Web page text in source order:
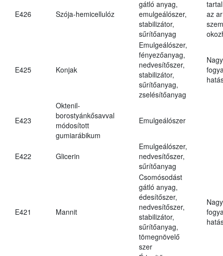
E426 Szója-hemicellulóz
gátló anyag,
emulgeálószer,
stabilizátor,
sűrítőanyag
az
E425 Konjak
Emulgeálószer,
fényezőanyag,
nedvesítőszer,
stabilizátor,
sűrítőanyag,
zselésítőanyag
E423
Oktenil-
borostyánkősavval
módosított
gumiarábikum
Emulgeálószer
E422 Glicerin
Emulgeálószer,
nedvesítőszer,
sűrítőanyag
E421 Mannit
Csomósodást
gátló anyag,
édesítőszer,
nedvesítőszer,
stabilizátor,
sűrítőanyag,
tömegnövelő
szer